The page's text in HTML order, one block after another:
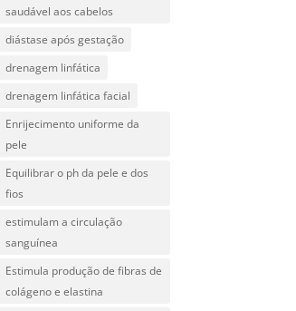
saudável aos cabelos
diástase após gestação
drenagem linfática
drenagem linfática facial
Enrijecimento uniforme da
pele
Equilibrar o ph da pele e dos
fios
estimulam a circulação
sanguínea
Estimula produção de fibras de
colágeno e elastina